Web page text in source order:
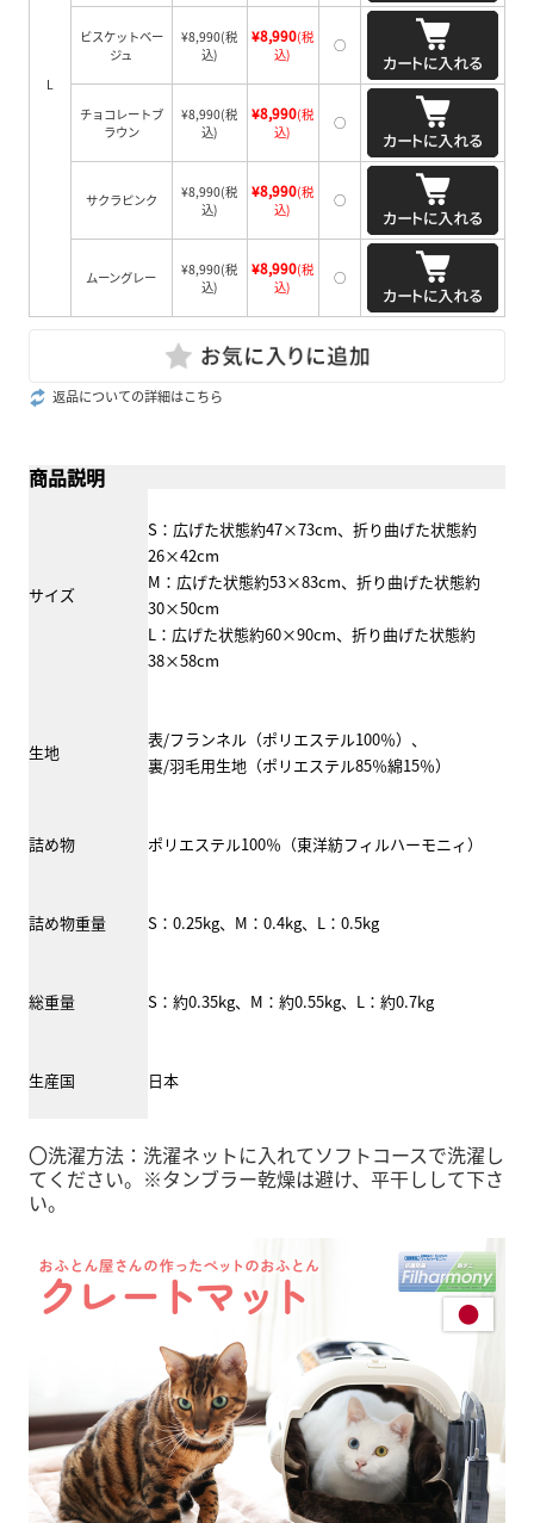
L
ビスケットベー
ジュ
¥8,990(税
込)
¥8,990(税
込)
○
チョコレートブ
ラウン
¥8,990(税
込)
¥8,990(税
込)
○
サクラピンク ¥8,990(税
込)
¥8,990(税
込)
○
ムーングレー ¥8,990(税
込)
¥8,990(税
込)
○
返品についての詳細はこちら
商品説明
サイズ
S：広げた状態約47×73cm、折り曲げた状態約
26×42cm
M：広げた状態約53×83cm、折り曲げた状態約
30×50cm
L：広げた状態約60×90cm、折り曲げた状態約
38×58cm
生地
表/フランネル（ポリエステル100％）、
裏/羽毛用生地（ポリエステル85％綿15％）
詰め物 ポリエステル100％（東洋紡フィルハーモニィ）
詰め物重量 S：0.25kg、M：0.4kg、L：0.5kg
総重量 S：約0.35kg、M：約0.55kg、L：約0.7kg
生産国 日本
〇洗濯方法：洗濯ネットに入れてソフトコースで洗濯し
てください。※タンブラー乾燥は避け、平干しして下さ
い。